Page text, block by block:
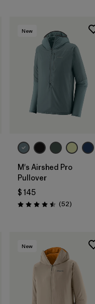
New
M's Airshed Pro
Pullover
$ 145
Valoración: 4.5 / 5
(52)
New